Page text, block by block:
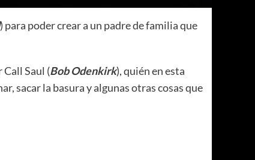
) para poder crear a un padre de familia que
Saul (Bob Odenkirk), quién en esta
sacar la basura y algunas otras cosas que